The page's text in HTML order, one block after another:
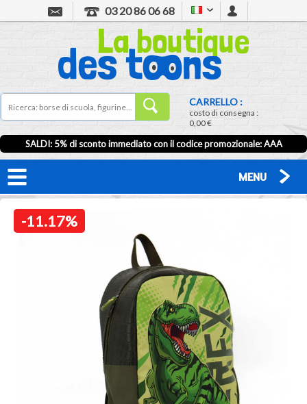
03 20 86 06 68
CARRELLO :
costo di consegna :
0,00 €
SALDI: 5% di sconto immediato con il codice promozionale: AAA
MENU
-11.17%